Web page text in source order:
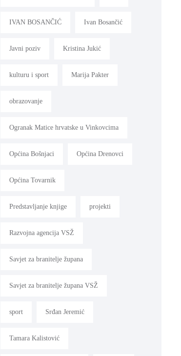
IVAN BOSANČIĆ Ivan Bosančić
Javni poziv Kristina Jukić
kulturu i sport Marija Pakter
obrazovanje
Ogranak Matice hrvatske u Vinkovcima
Općina Bošnjaci Općina Drenovci
Općina Tovarnik
Predstavljanje knjige projekti
Razvojna agencija VSŽ
Savjet za branitelje župana
Savjet za branitelje župana VSŽ
sport Srđan Jeremić
Tamara Kalistović